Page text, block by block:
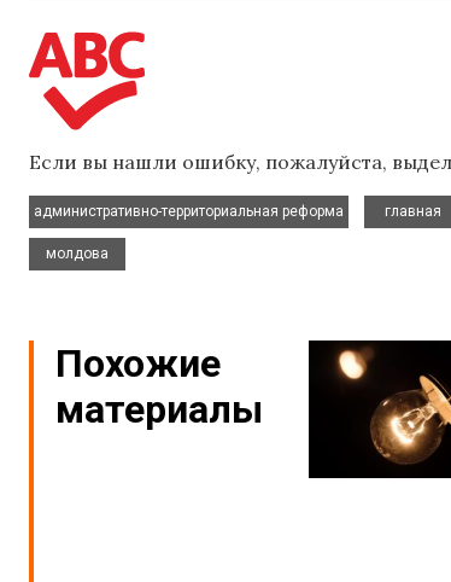
Если вы нашли ошибку, пожалуйста,
административно-территориальная реформа
главная
молдова
Похожие
материалы